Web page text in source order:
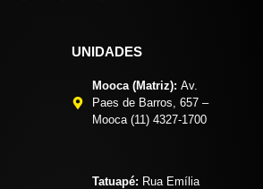
UNIDADES
Mooca (Matriz): Av.
Paes de Barros, 657 –
Mooca (11) 4327-1700
Tatuapé: Rua Emília